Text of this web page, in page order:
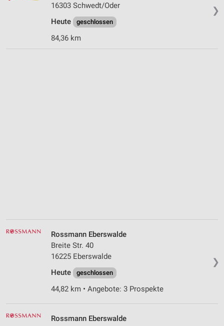
❯
16303 Schwedt/Oder
Heute
geschlossen
84,36 km
❯
Rossmann Eberswalde
Breite Str. 40
16225 Eberswalde
Heute
geschlossen
44,82 km • Angebote: 3 Prospekte
Rossmann Eberswalde